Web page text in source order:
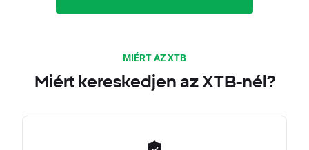
MIÉRT AZ XTB
Miért kereskedjen az XTB-nél?